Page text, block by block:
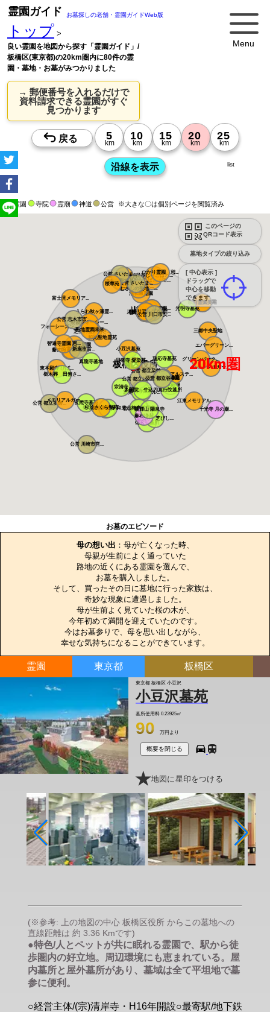
Menu
霊園ガイド お墓探しの老舗・霊園ガイドWeb版
トップ >
良い霊園を地図から探す「霊園ガイド」/
板橋区(東京都)の20km圏内に80件の霊
園・墓地・お墓がみつかりました
→ 郵便番号を入れるだけで
資料請求できる霊園がすぐ
見つかります
霊園 寺院 霊廟 神道 公営 ※大きな〇は個別ページを閲覧済み
このページの
QRコード表示
墓地タイプの絞り込み
[ 中心表示 ]
ドラッグで
中心を移動
できます
list
メモリアルパー...
メモリアルパー...
染谷の里 大宮...
うらわ秋ヶ瀬霊...
しらこばとメモ...
メモリアルパー...
川口さくら霊園...
川口霊園 かわ...
サンク川口霊園
吉川美南霊園
駅前霊園美南
光明寺墓苑
越谷しらこばと...
芝生の霊園あさ...
フォーシーズン...
なごみの丘霊園
三郷中央聖地
川口中央霊園
浦和東霊園
ヒルズ川口
さぎ山聖地墓苑
富士見メモリア...
むさしの聖地 ...
新の丘さくら浄...
川口光輪メモリ...
やすらぎ聖地霊...
朝霞フォーシー...
エバーグリーン...
ひかり霊園 憩...
源長寺墓地 ま...
川口メモリアル...
川口霊園かわぐ...
メモリアルプレ...
公営 さいたま...
公営 さいたま...
公営 川口市安...
公営 新座市営...
公営 志木市市...
和光聖地霊苑
智遍寺霊園 恵...
聖地霊園未来
桜華苑
千光寺 月の廟...
感通寺
恵光メモリアル...
東本願寺
小豆沢墓苑
東本願寺 ひば...
江東メモリアル
メモリアルステ...
ハートフルガー...
グリーンパーク...
宗清寺
浄見寺
瑞光寺
桜上水 みたま...
寛永寺谷中霊園
積徳寺墓所
徳玄寺墓所
玄照寺墓苑
真行院墓所
正伝寺 芝びし...
寛永寺德川浄苑
築地本願寺 和...公営 都立青山...
公営 都立雑司...
公営 都立染井...
公営 都立多磨...
公営 都立谷中...
瑞応寺墓苑
多聞院 牛込四...
真龍寺墓地
メモリアルガー...
青山梅窓院墓苑
麻布浄苑
萬輝山 陽泉寺
日曜寺 愛染墓...
杉並さくら聖苑
樹木葬 田無さ...
公営 川崎市営...
板橋区役所 20km圏
お墓のエピソード
母の想い出 ：母が亡くなった時、
母親が生前によく通っていた
路地の近くにある霊園を選んで、
お墓を購入しました。
そして、買ったその日に墓地に行った家族は、
奇妙な現象に遭遇しました。
母が生前よく見ていた桜の木が、
今年初めて満開を迎えていたのです。
今はお墓参りで、母を思い出しながら、
幸せな気持ちになることができています。
霊園 東京都 板橋区
東京都 板橋区 小豆沢
小豆沢墓苑
墓所使用料 0.23925㎡
90 万円より
概要を閉じる
地図に星印をつける
(※参考: 上の地図の中心 板橋区役所 からこの墓地への
直線距離は 約 3.36 Kmです)
●特色/人とペットが共に眠れる霊園で、駅から徒
歩圏内の好立地。周辺環境にも恵まれている。屋
内墓所と屋外墓所があり、墓域は全て平坦地で墓
参に便利。
○経営主体/(宗)清岸寺・H16年開設○最寄駅/地下鉄